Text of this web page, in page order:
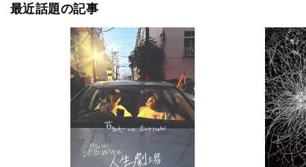
最近話題の記事